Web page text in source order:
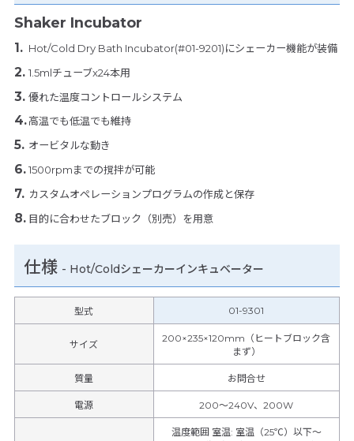
Shaker Incubator
Hot/Cold Dry Bath Incubator(#01-9201)にシェーカー機能が装備
1.5mlチューブx24本用
優れた温度コントロールシステム
高温でも低温でも維持
オービタルな動き
1500rpmまでの撹拌が可能
カスタムオペレーションプログラムの作成と保存
目的に合わせたブロック（別売）を用意
仕様 - Hot/Coldシェーカーインキュベーター
型式 01-9301
サイズ
200×235×120mm（ヒートブロック含
まず）
質量 お問合せ
電源 200～240V、200W
温度範囲 室温: 室温（25℃）以下～